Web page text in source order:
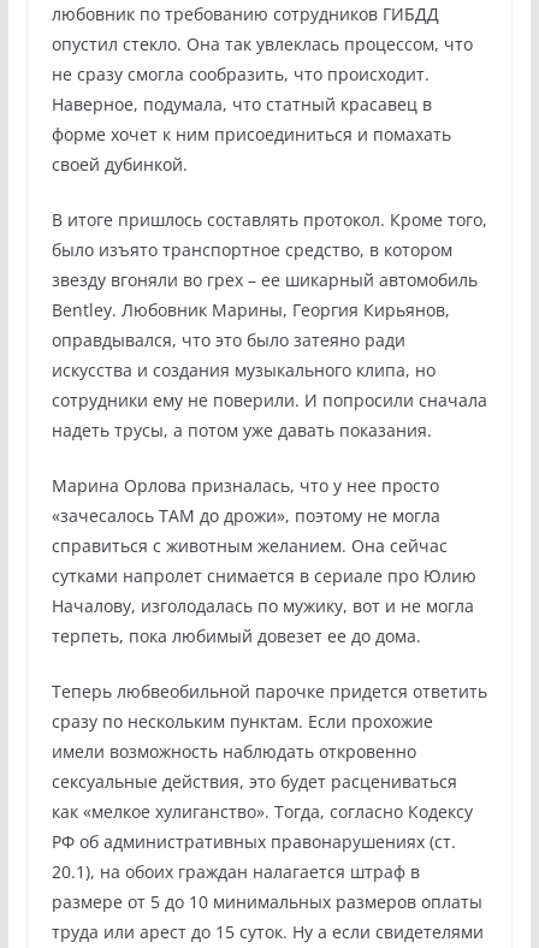
любовник по требованию сотрудников ГИБДД
опустил стекло. Она так увлеклась процессом, что
не сразу смогла сообразить, что происходит.
Наверное, подумала, что статный красавец в
форме хочет к ним присоединиться и помахать
своей дубинкой.
В итоге пришлось составлять протокол. Кроме того,
было изъято транспортное средство, в котором
звезду вгоняли во грех – ее шикарный автомобиль
Bentley. Любовник Марины, Георгия Кирьянов,
оправдывался, что это было затеяно ради
искусства и создания музыкального клипа, но
сотрудники ему не поверили. И попросили сначала
надеть трусы, а потом уже давать показания.
Марина Орлова призналась, что у нее просто
«зачесалось ТАМ до дрожи», поэтому не могла
справиться с животным желанием. Она сейчас
сутками напролет снимается в сериале про Юлию
Началову, изголодалась по мужику, вот и не могла
терпеть, пока любимый довезет ее до дома.
Теперь любвеобильной парочке придется ответить
сразу по нескольким пунктам. Если прохожие
имели возможность наблюдать откровенно
сексуальные действия, это будет расцениваться
как «мелкое хулиганство». Тогда, согласно Кодексу
РФ об административных правонарушениях (ст.
20.1), на обоих граждан налагается штраф в
размере от 5 до 10 минимальных размеров оплаты
труда или арест до 15 суток. Ну а если свидетелями